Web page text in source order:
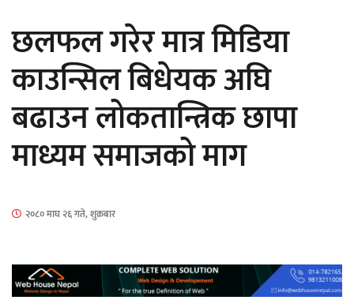
सार्वजनिक
माताकाे नाममा गलत गतिविधि गर्ने थापा प्रहरी
नियन्त्रणमा
छलफल गरेर मात्र मिडिया
काउन्सिल बिधेयक अघि
बढाउन लोकतान्त्रिक छापा
माध्यम समाजको माग
२०८० माघ २६ गते, शुक्रबार